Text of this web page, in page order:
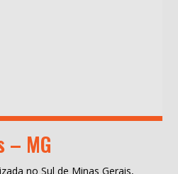
– MG
no Sul de Minas Gerais,